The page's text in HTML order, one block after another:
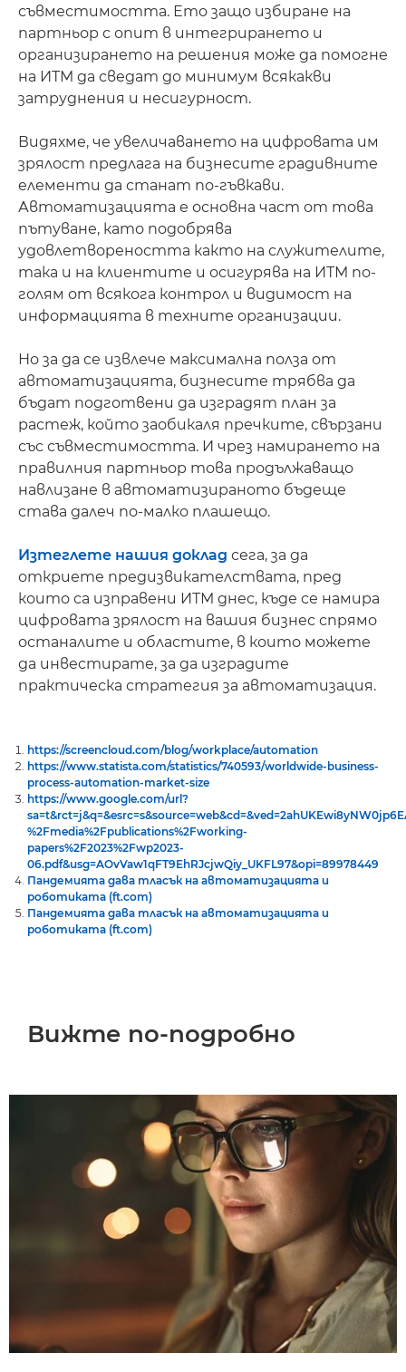
съвместимостта. Ето защо избиране на
партньор с опит в интегрирането и
организирането на решения може да помогне
на ИТМ да сведат до минимум всякакви
затруднения и несигурност.
Видяхме, че увеличаването на цифровата им
зрялост предлага на бизнесите градивните
елементи да станат по-гъвкави.
Автоматизацията е основна част от това
пътуване, като подобрява
удовлетвореността както на служителите,
така и на клиентите и осигурява на ИТМ по-
голям от всякога контрол и видимост на
информацията в техните организации.
Но за да се извлече максимална полза от
автоматизацията, бизнесите трябва да
бъдат подготвени да изградят план за
растеж, който заобикаля пречките, свързани
със съвместимостта. И чрез намирането на
правилния партньор това продължаващо
навлизане в автоматизираното бъдеще
става далеч по-малко плашещо.
Изтеглете нашия доклад сега, за да
откриете предизвикателствата, пред
които са изправени ИТМ днес, къде се намира
цифровата зрялост на вашия бизнес спрямо
останалите и областите, в които можете
да инвестирате, за да изградите
практическа стратегия за автоматизация.
https://screencloud.com/blog/workplace/automation
https://www.statista.com/statistics/740593/worldwide-business-
process-automation-market-size
https://www.google.com/url?
%2Fmedia%2Fpublications%2Fworking-
papers%2F2023%2Fwp2023-
06.pdf&usg=AOvVaw1qFT9EhRJcjwQiy_UKFL97&opi=89978449
Пандемията дава тласък на автоматизацията и
роботиката (ft.com)
Пандемията дава тласък на автоматизацията и
роботиката (ft.com)
Вижте по-подробно